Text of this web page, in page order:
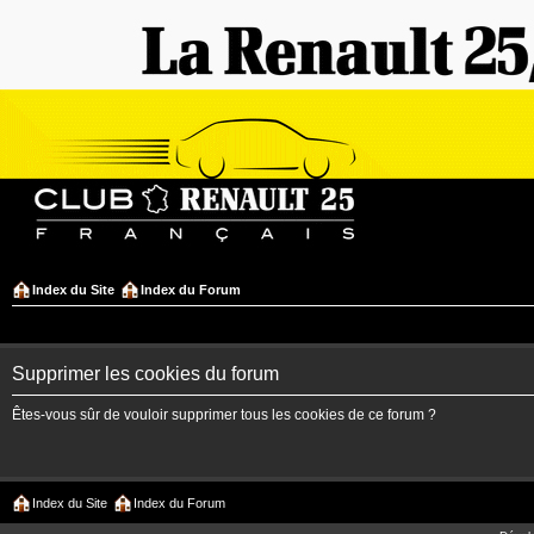
Index du Site Index du Forum
Supprimer les cookies du forum
Êtes-vous sûr de vouloir supprimer tous les cookies de ce forum ?
Index du Site Index du Forum